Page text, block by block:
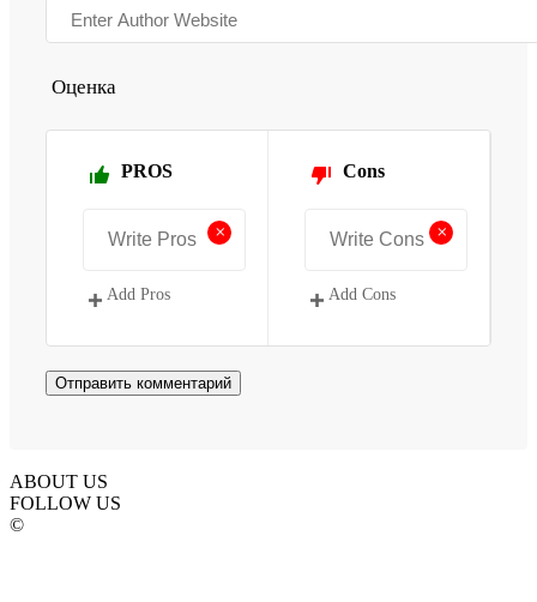
Оценка
PROS
+
Add Pros
Cons
+
Add Cons
ABOUT US
FOLLOW US
©